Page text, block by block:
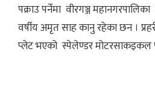
पक्राउ पर्नेमा वीरगञ्ज
वर्षीय अमृत साह कानु रहेका छन ।
प्लेट भएको स्पेलेण्डर मोटरसाकइकल